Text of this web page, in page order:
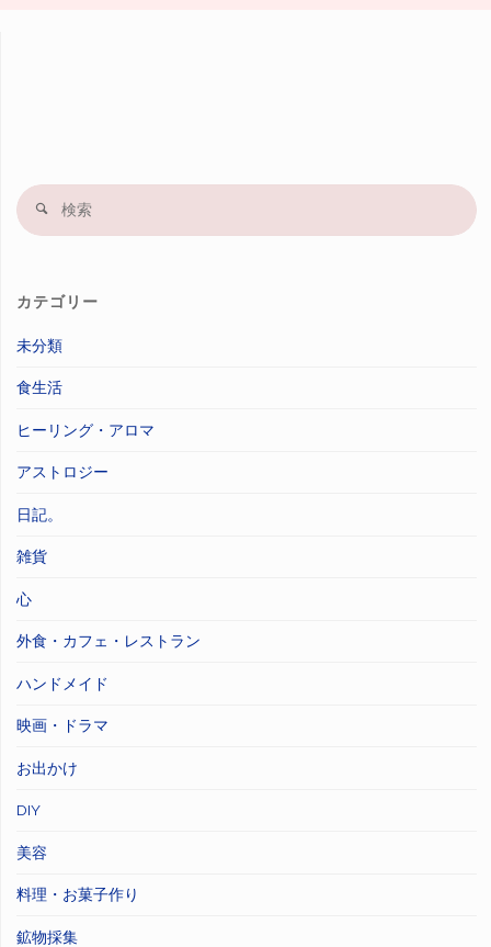
検
カテゴリー
未分類
食生活
ヒーリング・アロマ
アストロジー
日記。
雑貨
心
外食・カフェ・レストラン
ハンドメイド
映画・ドラマ
お出かけ
DIY
美容
料理・お菓子作り
鉱物採集